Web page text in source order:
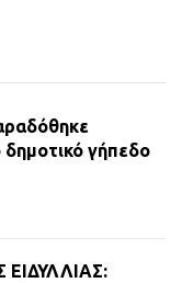
δημοτικό γήπεδο